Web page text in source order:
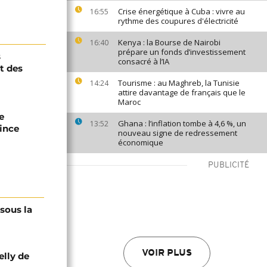
16:55
Crise énergétique à Cuba : vivre au
rythme des coupures d'électricité
16:40
Kenya : la Bourse de Nairobi
prépare un fonds d’investissement
consacré à l’IA
14:24
Tourisme : au Maghreb, la Tunisie
attire davantage de français que le
Maroc
13:52
Ghana : l’inflation tombe à 4,6 %, un
nouveau signe de redressement
économique
PUBLICITÉ
VOIR PLUS
des
la
de